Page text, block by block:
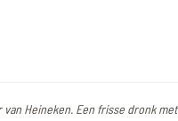
Heineken. Een frisse dronk met